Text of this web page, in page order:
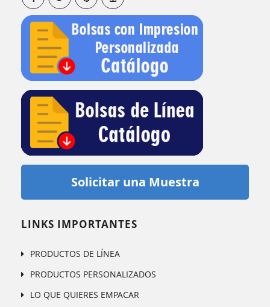
Solicitar una Muestra
LINKS IMPORTANTES
PRODUCTOS DE LÍNEA
PRODUCTOS PERSONALIZADOS
LO QUE QUIERES EMPACAR